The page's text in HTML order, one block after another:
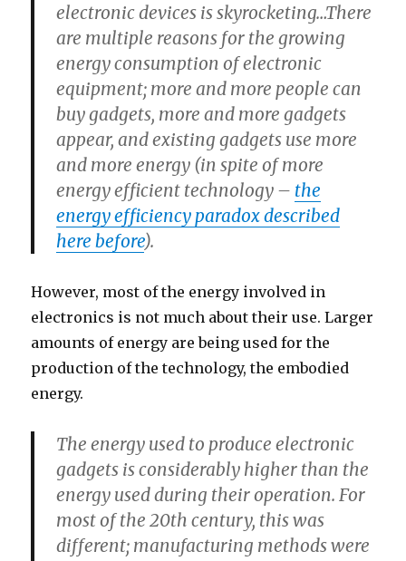
electronic devices is skyrocketing…There
are multiple reasons for the growing
energy consumption of electronic
equipment; more and more people can
buy gadgets, more and more gadgets
appear, and existing gadgets use more
and more energy (in spite of more
energy efficient technology – the
energy efficiency paradox described
here before).
However, most of the energy involved in
electronics is not much about their use. Larger
amounts of energy are being used for the
production of the technology, the embodied
energy.
The energy used to produce electronic
gadgets is considerably higher than the
energy used during their operation. For
most of the 20th century, this was
different; manufacturing methods were